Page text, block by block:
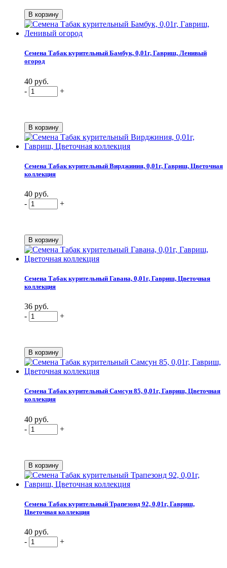
Семена Табак курительный Бамбук, 0,01г, Гавриш, Ленивый
огород
40 руб.
-
+
Семена Табак курительный Вирджиния, 0,01г, Гавриш, Цветочная
коллекция
40 руб.
-
+
Семена Табак курительный Гавана, 0,01г, Гавриш, Цветочная
коллекция
36 руб.
-
+
Семена Табак курительный Самсун 85, 0,01г, Гавриш, Цветочная
коллекция
40 руб.
-
+
Семена Табак курительный Трапезонд 92, 0,01г, Гавриш,
Цветочная коллекция
40 руб.
-
+